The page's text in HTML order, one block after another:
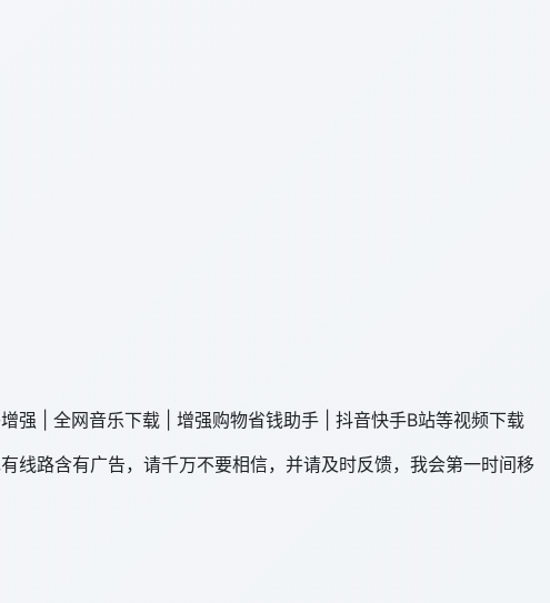
强 | 全网音乐下载 | 增强购物省钱助手 | 抖音快手B站等视频下载
路含有广告，请千万不要相信，并请及时反馈，我会第一时间移